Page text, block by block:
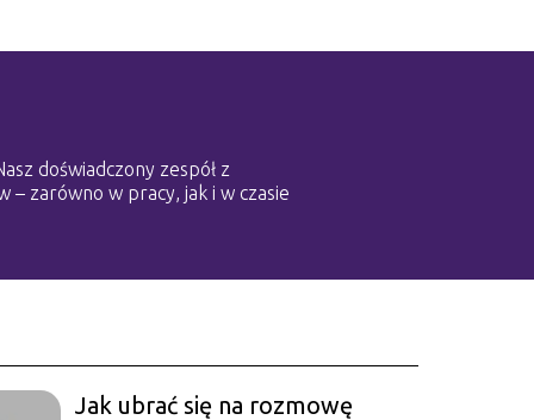
doświadczony zespół z
– zarówno w pracy, jak i w czasie
Jak ubrać się na rozmowę